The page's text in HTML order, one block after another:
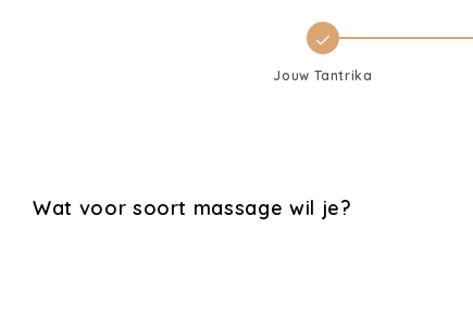
Jouw Tantrika
Wat voor soort massage wil je?